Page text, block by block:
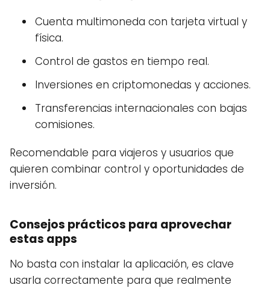
Cuenta multimoneda con tarjeta virtual y
física.
Control de gastos en tiempo real.
Inversiones en criptomonedas y acciones.
Transferencias internacionales con bajas
comisiones.
Recomendable para viajeros y usuarios que
quieren combinar control y oportunidades de
inversión.
Consejos prácticos para aprovechar
estas apps
No basta con instalar la aplicación, es clave
usarla correctamente para que realmente